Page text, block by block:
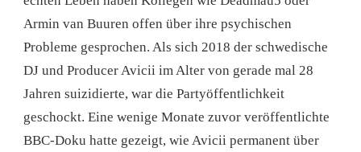
Armin van Buuren offen über ihre psychischen
Probleme gesprochen. Als sich 2018 der schwedische
DJ und Producer Avicii im Alter von gerade mal 28
Jahren suizidierte, war die Partyöffentlichkeit
geschockt. Eine wenige Monate zuvor veröffentlichte
BBC-Doku hatte gezeigt, wie Avicii permanent über